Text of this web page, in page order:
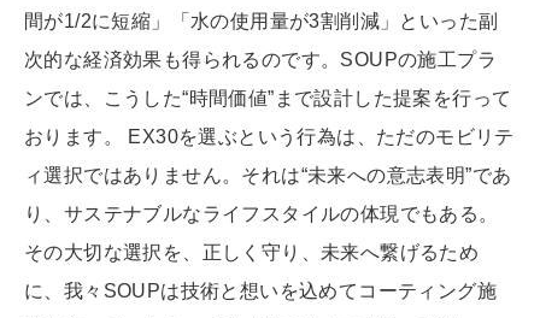
間が1/2に短縮」「水の使用量が3割削減」といった副
次的な経済効果も得られるのです。SOUPの施工プラ
ンでは、こうした“時間価値”まで設計した提案を行って
おります。 EX30を選ぶという行為は、ただのモビリテ
ィ選択ではありません。それは“未来への意志表明”であ
り、サステナブルなライフスタイルの体現でもある。
その大切な選択を、正しく守り、未来へ繋げるため
に、我々SOUPは技術と想いを込めてコーティング施